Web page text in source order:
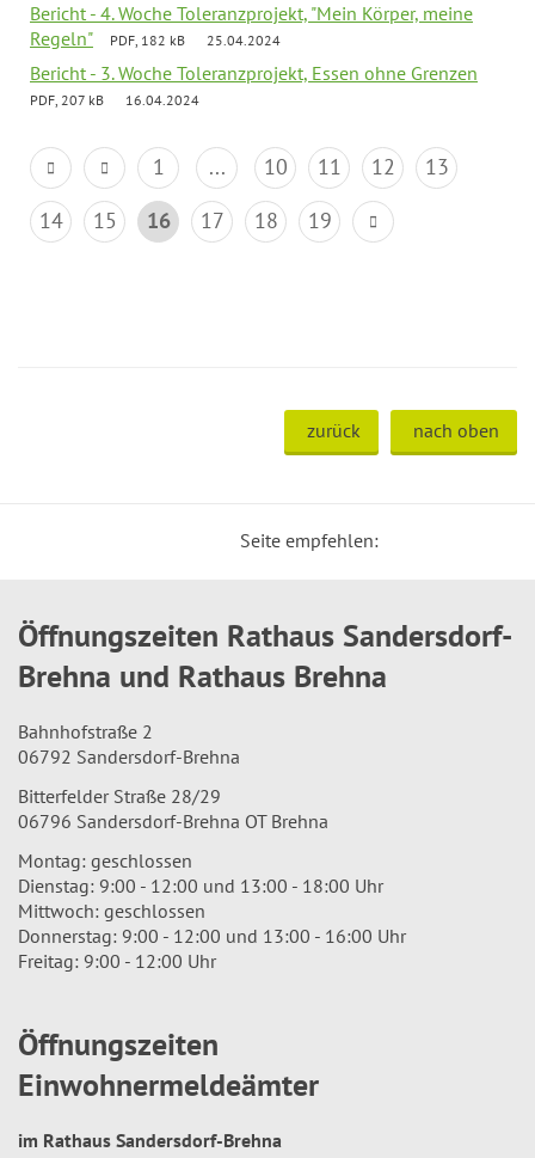
Bericht - 4. Woche Toleranzprojekt, "Mein Körper, meine
Regeln"
PDF, 182 kB 25.04.2024
Bericht - 3. Woche Toleranzprojekt, Essen ohne Grenzen
PDF, 207 kB 16.04.2024
1 ... 10 11 12
13
14
15 16 17 18 19
zurück nach oben
Seite empfehlen:
Öffnungszeiten Rathaus Sandersdorf-
Brehna und Rathaus Brehna
Bahnhofstraße 2
06792 Sandersdorf-Brehna
Bitterfelder Straße 28/29
06796 Sandersdorf-Brehna OT Brehna
Montag: geschlossen
Dienstag: 9:00 - 12:00 und 13:00 - 18:00 Uhr
Mittwoch: geschlossen
Donnerstag: 9:00 - 12:00 und 13:00 - 16:00 Uhr
Freitag: 9:00 - 12:00 Uhr
Öffnungszeiten
Einwohnermeldeämter
im Rathaus Sandersdorf-Brehna